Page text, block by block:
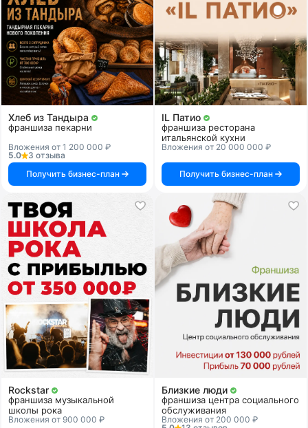
Хлеб из Тандыра
франшиза пекарни
Вложения от 1 200 000 ₽
5.0
3 отзыва
Получить бизнес-план
IL Патио
франшиза ресторана
итальянской кухни
Вложения от 20 000 000 ₽
Получить бизнес-план
Rockstar
франшиза музыкальной
школы рока
Вложения от 900 000 ₽
Близкие люди
франшиза центра социального
обслуживания
Вложения от 200 000 ₽